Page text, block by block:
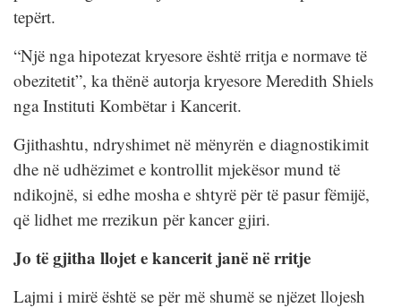
tepërt.
“Një nga hipotezat kryesore është rritja e normave të
obezitetit”, ka thënë autorja kryesore Meredith Shiels
nga Instituti Kombëtar i Kancerit.
Gjithashtu, ndryshimet në mënyrën e diagnostikimit
dhe në udhëzimet e kontrollit mjekësor mund të
ndikojnë, si edhe mosha e shtyrë për të pasur fëmijë,
që lidhet me rrezikun për kancer gjiri.
Jo të gjitha llojet e kancerit janë në rritje
Lajmi i mirë është se për më shumë se njëzet llojesh